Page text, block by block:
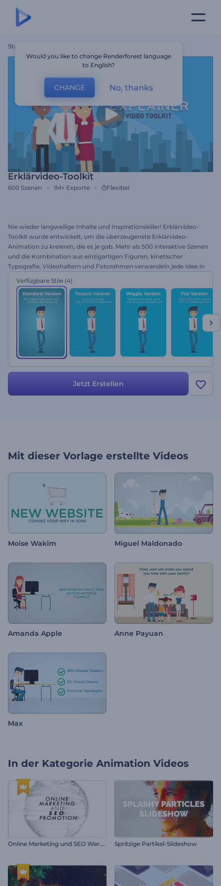
Startseite
Erklärvideo-Toolkit
600 Szenen 1M+ Exporte Flexibel
Nie wieder langweilige Inhalte und Inspirationskiller! Erklärvideo-
Toolkit wurde entwickelt, um die überzeugenste Erklärvideo-
Animation zu kreieren, die es je gab. Mehr als 500 interaktive Szenen
und die Kombination aus einzigartigen Figuren, kinetischer
Typografie, Videohaltern und Fotorahmen verwandeln jede Idee in
verschiedene Videobotschaften und mehr. Sie sind dabei, das beste
Promotionsvideo überhaupt zu erstellen. Probieren Sie es gleich
kostenlos aus.
Verfügbare Stile (4)
Jetzt Erstellen
Mit dieser Vorlage erstellte Videos
Moise Wakim Miguel Maldonado
Amanda Apple Anne Payuan
Max
In der Kategorie Animation Videos
O
nline Marketing und SEO Werbung Spritzige Partikel-Slideshow
Would you like to change Renderforest language
to English?
CHANGE No, thanks